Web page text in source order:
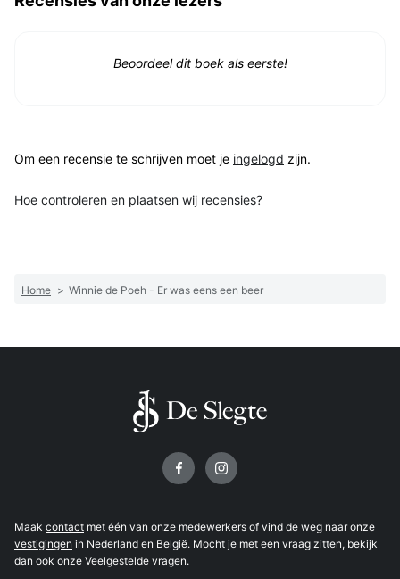
Beoordeel dit boek als eerste!
Om een recensie te schrijven moet je ingelogd zijn.
Hoe controleren en plaatsen wij recensies?
Home > Winnie de Poeh - Er was eens een beer
Maak contact met één van onze medewerkers of vind de weg naar onze
vestigingen in Nederland en België. Mocht je met een vraag zitten, bekijk
dan ook onze Veelgestelde vragen.